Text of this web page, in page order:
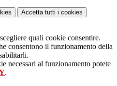
Accetta tutti i cookies
quali cookie consentire.
consentono il funzionamento della
necessari al funzionamento potete
.